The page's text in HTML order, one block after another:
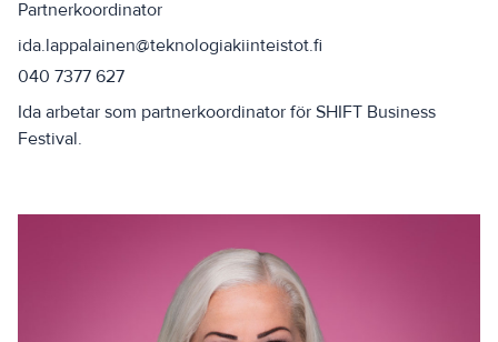
Partnerkoordinator
ida.lappalainen@teknologiakiinteistot.fi
040 7377 627
Ida arbetar som partnerkoordinator för SHIFT Business
Festival.